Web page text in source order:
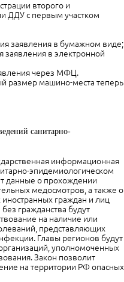
второго и
ДДУ с первым участком
заявления в бумажном виде;
заявления в электронной
через МФЦ.
размер машино-места теперь
санитарно-
информационная
эпидемиологическом
данные о прохождении
медосмотров, а также о
граждан и лиц
гражданства будут
на наличие или
представляющих
Главы регионов будут
уполномоченных
Закон позволит
на территории РФ опасных